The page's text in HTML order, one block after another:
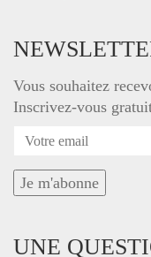
Vous souhaitez
Inscrivez-vous
UNE